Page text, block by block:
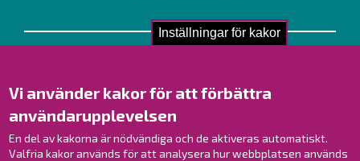
Inställningar för kakor
Vi använder kakor för att förbättra
användarupplevelsen
En del av kakorna är nödvändiga och de aktiveras automatiskt.
Valfria kakor används för att analysera hur webbplatsen används
Kontakt
Verksamhetsställen
Kontaktuppgifter till personalen
Guidekarta